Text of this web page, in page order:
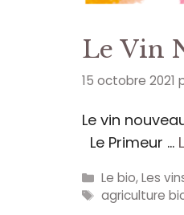
Le Vin
15 octobre 2021
Le vin
Le Primeur …
Catégories
Le bio,Les
Étiquettes
agriculture